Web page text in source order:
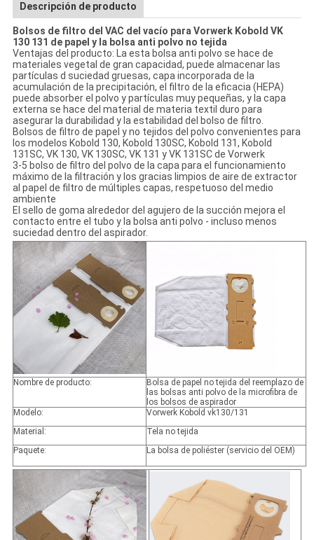
Descripción de producto
Bolsos de filtro del VAC del vacío para Vorwerk Kobold VK
130 131 de papel y la bolsa anti polvo no tejida
Ventajas del producto: La esta bolsa anti polvo se hace de
materiales vegetal de gran capacidad, puede almacenar las
partículas d suciedad gruesas, capa incorporada de la
acumulación de la precipitación, el filtro de la eficacia (HEPA)
puede absorber el polvo y partículas muy pequeñas, y la capa
externa se hace del material de materia textil duro para
asegurar la durabilidad y la estabilidad del bolso de filtro.
Bolsos de filtro de papel y no tejidos del polvo convenientes para
los modelos Kobold 130, Kobold 130SC, Kobold 131, Kobold
131SC, VK 130, VK 130SC, VK 131 y VK 131SC de Vorwerk
3-5 bolso de filtro del polvo de la capa para el funcionamiento
máximo de la filtración y los gracias limpios de aire de extractor
al papel de filtro de múltiples capas, respetuoso del medio
ambiente
El sello de goma alrededor del agujero de la succión mejora el
contacto entre el tubo y la bolsa anti polvo - incluso menos
suciedad dentro del aspirador.
Nombre de producto:
Bolsa de papel no tejida del reemplazo de
las bolsas anti polvo de la microfibra de
los bolsos de aspirador
Modelo:
Vorwerk Kobold vk130/131
Material:
Tela no tejida
Paquete:
La bolsa de poliéster (servicio del OEM)